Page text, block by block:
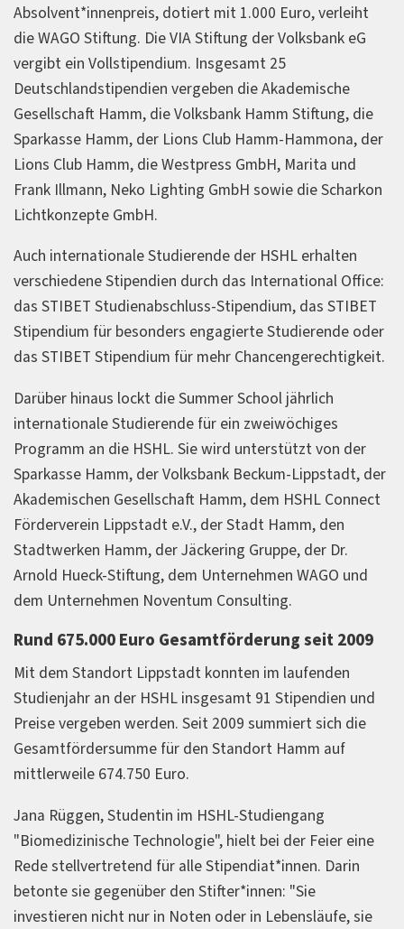
Absolvent*innenpreis, dotiert mit 1.000 Euro, verleiht
die WAGO Stiftung. Die VIA Stiftung der Volksbank eG
vergibt ein Vollstipendium. Insgesamt 25
Deutschlandstipendien vergeben die Akademische
Gesellschaft Hamm, die Volksbank Hamm Stiftung, die
Sparkasse Hamm, der Lions Club Hamm-Hammona, der
Lions Club Hamm, die Westpress GmbH, Marita und
Frank Illmann, Neko Lighting GmbH sowie die Scharkon
Lichtkonzepte GmbH.
Auch internationale Studierende der HSHL erhalten
verschiedene Stipendien durch das International Office:
das STIBET Studienabschluss-Stipendium, das STIBET
Stipendium für besonders engagierte Studierende oder
das STIBET Stipendium für mehr Chancengerechtigkeit.
Darüber hinaus lockt die Summer School jährlich
internationale Studierende für ein zweiwöchiges
Programm an die HSHL. Sie wird unterstützt von der
Sparkasse Hamm, der Volksbank Beckum-Lippstadt, der
Akademischen Gesellschaft Hamm, dem HSHL Connect
Förderverein Lippstadt e.V., der Stadt Hamm, den
Stadtwerken Hamm, der Jäckering Gruppe, der Dr.
Arnold Hueck-Stiftung, dem Unternehmen WAGO und
dem Unternehmen Noventum Consulting.
Rund 675.000 Euro Gesamtförderung seit 2009
Mit dem Standort Lippstadt konnten im laufenden
Studienjahr an der HSHL insgesamt 91 Stipendien und
Preise vergeben werden. Seit 2009 summiert sich die
Gesamtfördersumme für den Standort Hamm auf
mittlerweile 674.750 Euro.
Jana Rüggen, Studentin im HSHL-Studiengang
"Biomedizinische Technologie", hielt bei der Feier eine
Rede stellvertretend für alle Stipendiat*innen. Darin
betonte sie gegenüber den Stifter*innen: "Sie
investieren nicht nur in Noten oder in Lebensläufe, sie